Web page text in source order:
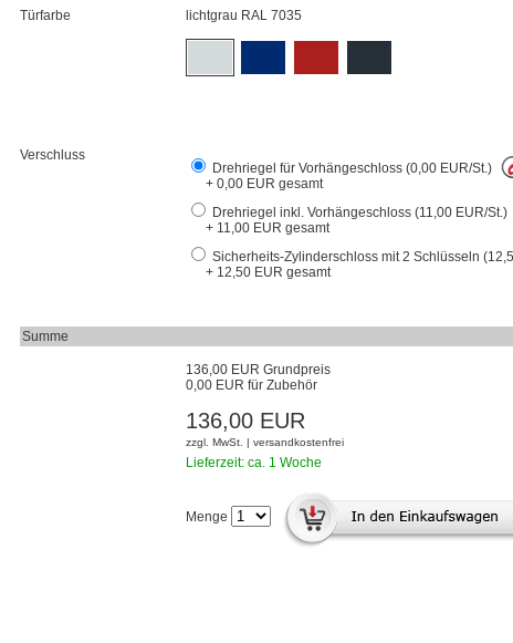
Türfarbe lichtgrau RAL 7035
Verschluss
Drehriegel für Vorhängeschloss (0,00 EUR/St.)
+ 0,00 EUR gesamt
Drehriegel inkl. Vorhängeschloss (11,00 EUR/St.)
+ 11,00 EUR gesamt
Sicherheits-Zylinderschloss mit 2 Schlüsseln
+ 12,50 EUR gesamt
Summe
136,00 EUR Grundpreis
0,00 EUR für Zubehör
136,00 EUR
zzgl. MwSt. | versandkostenfrei
Lieferzeit: ca. 1 Woche
Menge